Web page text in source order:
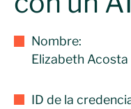
Nombre:
Elizabeth Acosta
ID de la